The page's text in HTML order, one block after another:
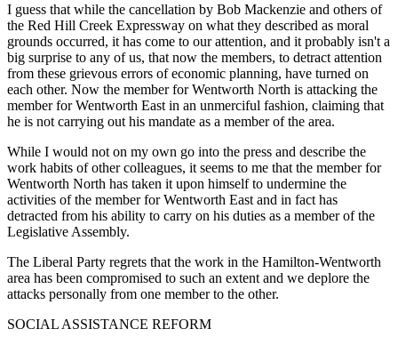
I guess that while the cancellation by Bob Mackenzie and others of
the Red Hill Creek Expressway on what they described as moral
grounds occurred, it has come to our attention, and it probably isn't a
big surprise to any of us, that now the members, to detract attention
from these grievous errors of economic planning, have turned on
each other. Now the member for Wentworth North is attacking the
member for Wentworth East in an unmerciful fashion, claiming that
he is not carrying out his mandate as a member of the area.
While I would not on my own go into the press and describe the
work habits of other colleagues, it seems to me that the member for
Wentworth North has taken it upon himself to undermine the
activities of the member for Wentworth East and in fact has
detracted from his ability to carry on his duties as a member of the
Legislative Assembly.
The Liberal Party regrets that the work in the Hamilton-Wentworth
area has been compromised to such an extent and we deplore the
attacks personally from one member to the other.
SOCIAL ASSISTANCE REFORM